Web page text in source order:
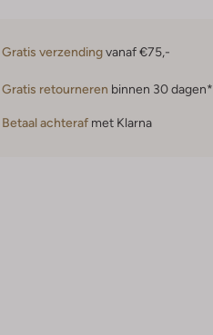
Gratis verzendingvanaf €75,-
Gratis retourneren binnen 30 dagen*
Betaal achteraf met Klarna